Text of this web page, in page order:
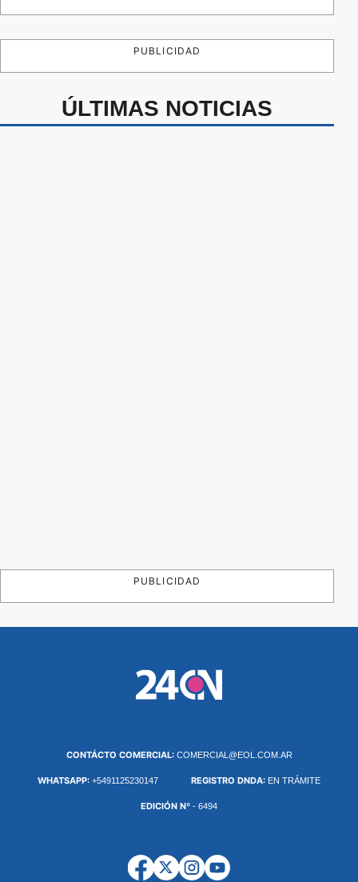
PUBLICIDAD
ÚLTIMAS NOTICIAS
PUBLICIDAD
CONTÁCTO COMERCIAL: COMERCIAL@EOL.COM.AR
WHATSAPP: +5491125230147 REGISTRO DNDA: EN TRÁMITE
EDICIÓN Nº - 6494